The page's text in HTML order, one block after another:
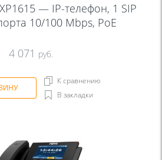
— IP-телефон, 1 SIP
10/100 Mbps, PoE
4 071 руб.
К сравнению
В закладки